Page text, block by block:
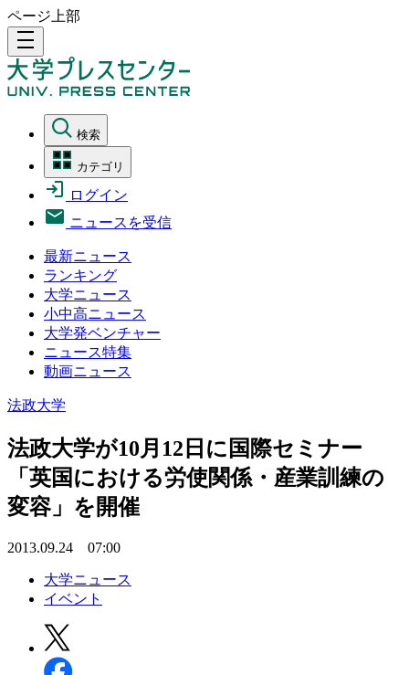
ページ上部
density_medium
検索
カテゴリ
ログイン
ニュースを受信
最新ニュース
ランキング
大学ニュース
小中高ニュース
大学発ベンチャー
ニュース特集
動画ニュース
法政大学
法政大学が10月12日に国際セミナー
「英国における労使関係・産業訓練の
変容」を開催
2013.09.24 07:00
大学ニュース
イベント